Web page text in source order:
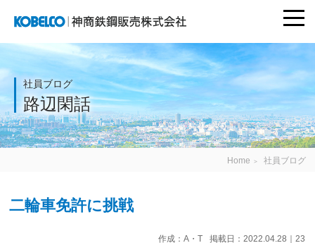
神商鉄鋼販売株式
会社
社員ブログ
路辺閑話
Home ＞ 社員ブログ
二輪車免許に挑戦
掲載日：2022.04.28｜23
作成：A・T